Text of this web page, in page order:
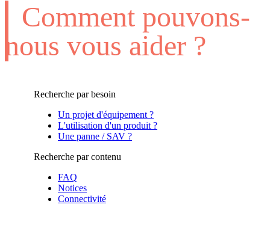
Comment pouvons-
nous vous aider ?
Recherche par besoin
Un projet d'équipement ?
L'utilisation d'un produit ?
Une panne / SAV ?
Recherche par contenu
FAQ
Notices
Connectivité